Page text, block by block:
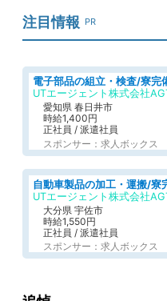
注目情報 PR
UTエージェント株式会社
愛知県 春日井市
時給1,400円
正社員 / 派遣社員
スポンサー：求人ボックス
大分県 宇佐市
時給1,550円
正社員 / 派遣社員
スポンサー：求人ボックス